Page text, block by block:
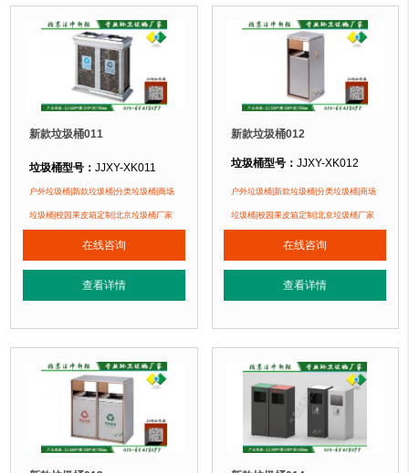
新款垃圾桶011
垃圾桶型号：JJXY-XK011
垃圾桶规格：长630mm 宽310mm 高700mm
垃圾桶材质：不锈钢仿大理石
垃圾桶特点：1、全桶采用镀锌板，塑粉喷塑工艺使
正在使用该垃圾桶的部分客户：
户外垃圾桶|新款垃圾桶|分类垃圾桶|商场
垃圾桶|校园果皮箱定制|北京垃圾桶厂家
在线咨询
查看详情
新款垃圾桶012
垃圾桶型号： JJXY-XK012
垃圾桶规格：长330mm 宽330mm
垃圾桶材质：不锈钢
垃圾桶周期：现货产品 厂家直销 即
1、全桶采用
正在使用该垃圾桶的部分客户：
华润五彩城、深圳幼儿园、北京某小
户外垃圾桶|新款垃圾桶|分类垃圾桶|商场
垃圾桶|校园果皮箱定制|北京垃圾桶厂家
在线咨询
查看详情